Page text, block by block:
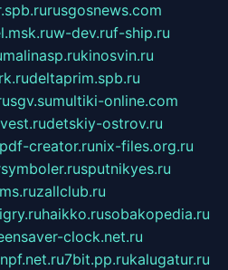
rusgosnews.com
w-dev.ruf-ship.ru
malinasp.rukinosvin.ru
deltaprim.spb.ru
sgv.sumultiki-online.com
detskiy-ostrov.ru
pdf-creator.runix-files.org.ru
sputnikyes.ru
zallclub.ru
haikko.rusobakopedia.ru
clock.net.ru
npf.net.ru7bit.pp.rukalugatur.ru